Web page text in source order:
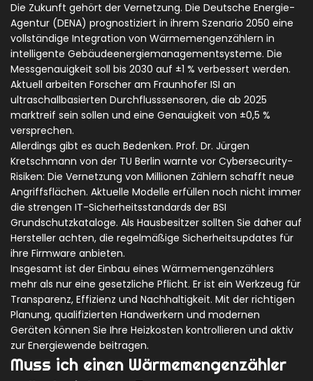
Die Zukunft gehört der Vernetzung. Die Deutsche Energie-
Agentur (DENA) prognostiziert in ihrem Szenario 2050 eine
vollständige Integration von Wärmemengenzählern in
intelligente Gebäudeenergiemanagementsysteme. Die
Messgenauigkeit soll bis 2030 auf ±1 % verbessert werden.
Aktuell arbeiten Forscher am Fraunhofer ISI an
ultraschallbasierten Durchflusssensoren, die ab 2025
marktreif sein sollen und eine Genauigkeit von ±0,5 %
versprechen.
Allerdings gibt es auch Bedenken. Prof. Dr. Jürgen
Kretschmann von der TU Berlin warnte vor Cybersecurity-
Risiken: Die Vernetzung von Millionen Zählern schafft neue
Angriffsflächen. Aktuelle Modelle erfüllen noch nicht immer
die strengen IT-Sicherheitsstandards der BSI
Grundschutzkataloge. Als Hausbesitzer sollten Sie daher auf
Hersteller achten, die regelmäßige Sicherheitsupdates für
ihre Firmware anbieten.
Insgesamt ist der Einbau eines Wärmemengenzählers
mehr als nur eine gesetzliche Pflicht. Er ist ein Werkzeug für
Transparenz, Effizienz und Nachhaltigkeit. Mit der richtigen
Planung, qualifizierten Handwerkern und modernen
Geräten können Sie Ihre Heizkosten kontrollieren und aktiv
zur Energiewende beitragen.
Muss ich einen Wärmemengenzähler